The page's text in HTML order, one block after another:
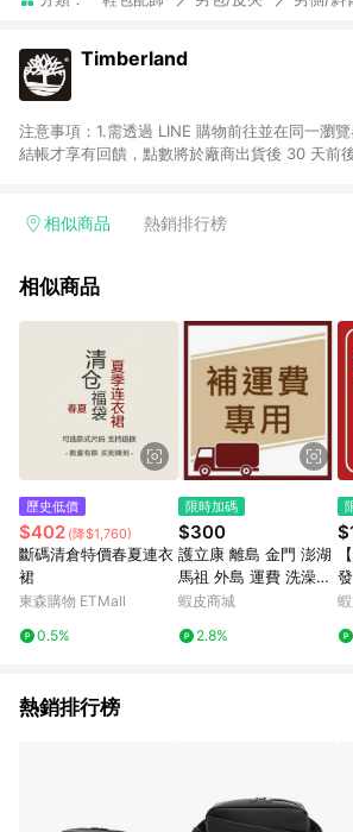
Timberland
注意事項：1.需透過 LINE 購物前往並在同一瀏
結帳才享有回饋，點數將於廠商出貨後 30 天前後
相似商品 熱銷排行榜
相似商品
歷史低價
$402 (降$1,760)
斷碼清倉特價春夏連衣
裙
東森購物 ETMall
0.5%
限時加碼
$300
護立康 離島 金門 澎湖
馬祖 外島 運費 洗澡椅
助行器 起身架 雨傘
蝦皮商城
2.8%
熱銷排行榜